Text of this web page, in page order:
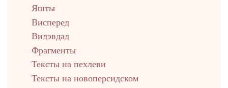
Яшты
Висперед
Видэвдад
Фрагменты
Тексты на пехлеви
Тексты на новоперсидском